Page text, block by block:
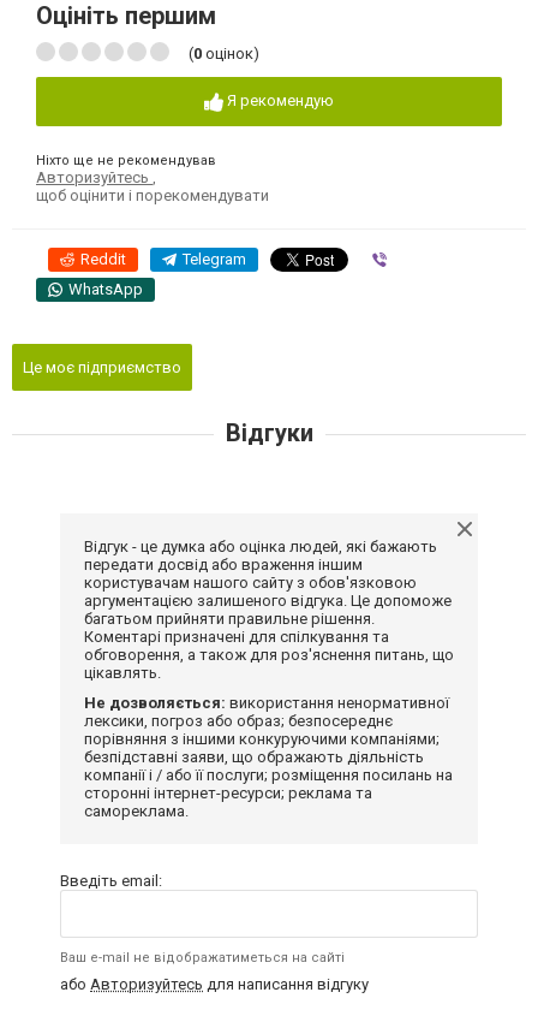
Оцініть першим
(0 оцінок)
Я рекомендую
Ніхто ще не рекомендував
Авторизуйтесь
щоб оцінити і порекомендувати
Reddit Telegram
WhatsApp
Це моє підприємство
Відгуки
Відгук - це думка або оцінка людей, які бажають
передати досвід або враження іншим
користувачам нашого сайту з обов'язковою
аргументацією залишеного відгука. Це допоможе
багатьом прийняти правильне рішення.
Коментарі призначені для спілкування та
обговорення, а також для роз'яснення питань, що
цікавлять.
Не дозволяється: використання ненормативної
лексики, погроз або образ; безпосереднє
порівняння з іншими конкуруючими компаніями;
безпідставні заяви, що ображають діяльність
компанії і / або її послуги; розміщення посилань на
сторонні інтернет-ресурси; реклама та
самореклама.
Введіть email:
Ваш e-mail не відображатиметься на сайті
або Авторизуйтесь для написання відгуку